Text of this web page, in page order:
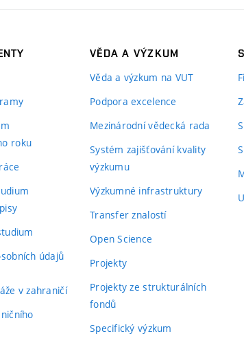
roku
údajů
v zahraničí
VĚDA A VÝZKUM
Věda a výzkum na VUT
Podpora excelence
Mezinárodní vědecká rada
Systém zajišťování kvality
výzkumu
Výzkumné infrastruktury
Transfer znalostí
Open Science
Projekty
Projekty ze strukturálních
fondů
Specifický výzkum